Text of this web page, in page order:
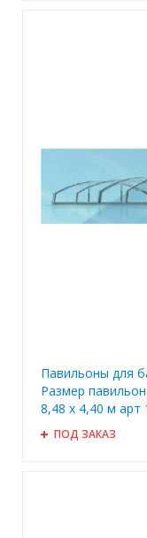
Павильоны для
Размер
8,48 х 4,40 м арт
ПОД ЗАКАЗ